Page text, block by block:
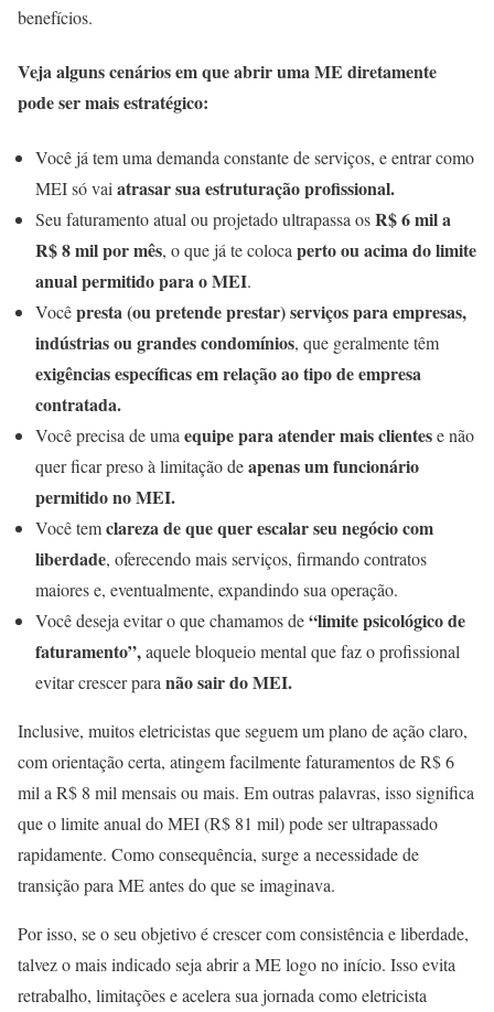
benefícios.
Veja alguns cenários em que abrir uma ME diretamente
pode ser mais estratégico:
Você já tem uma demanda constante de serviços, e entrar como
MEI só vai atrasar sua estruturação profissional.
Seu faturamento atual ou projetado ultrapassa osR$ 6 mil a
R$ 8 mil por mês, o que já te coloca perto ou acima do limite
anual permitido para o MEI.
Vocêpresta (ou pretende prestar) serviços para empresas,
indústrias ou grandes condomínios, que geralmente têm
exigências específicas em relação ao tipo de empresa
contratada.
Você precisa de uma equipe para atender mais clientese não
quer ficar preso à limitação deapenas um funcionário
permitido no MEI.
Você temclareza de que quer escalar seu negócio com
liberdade, oferecendo mais serviços, firmando contratos
maiores e, eventualmente, expandindo sua operação.
Você deseja evitar o que chamamos de“limite psicológico de
faturamento”,aquele bloqueio mental que faz o profissional
evitar crescer para não sair do MEI.
Inclusive, muitos eletricistas que seguem um plano de ação claro,
com orientação certa, atingem facilmente faturamentos de R$ 6
mil a R$ 8 mil mensais ou mais. Em outras palavras, isso significa
que o limite anual do MEI (R$ 81 mil) pode ser ultrapassado
rapidamente. Como consequência, surge a necessidade de
transição para ME antes do que se imaginava.
Por isso, se o seu objetivo é crescer com consistência e liberdade,
talvez o mais indicado seja abrir a ME logo no início. Isso evita
retrabalho, limitações e acelera sua jornada como eletricista